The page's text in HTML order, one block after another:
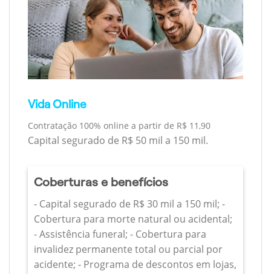
Vida Online
Contratação 100% online a partir de R$ 11,90
Capital segurado de R$ 50 mil a 150 mil.
Coberturas e benefícios
- Capital segurado de R$ 30 mil a 150 mil; -
Cobertura para morte natural ou acidental;
- Assistência funeral; - Cobertura para
invalidez permanente total ou parcial por
acidente; - Programa de descontos em lojas,